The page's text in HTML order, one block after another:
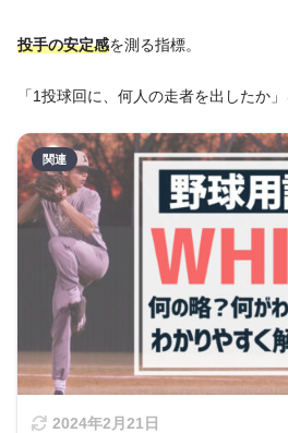
投手の安定感を測る指標。
「1投球回に、何人の走者を出したか」
2024年2月21日